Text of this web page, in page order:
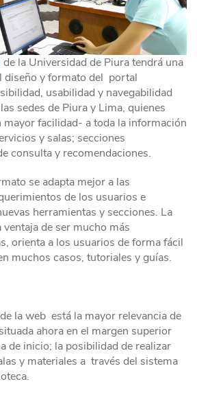
de la Universidad de Piura tendrá una
diseño y formato del portal
usabilidad y navegabilidad
sedes de Piura y Lima, quienes
mayor facilidad- a toda la información
y salas; secciones
consulta y recomendaciones.
se adapta mejor a las
de los usuarios e
herramientas y secciones. La
ventaja de ser mucho más
orienta a los usuarios de forma fácil
muchos casos, tutoriales y guías.
la web está la mayor relevancia de
ahora en el margen superior
de inicio; la posibilidad de realizar
y materiales a través del sistema